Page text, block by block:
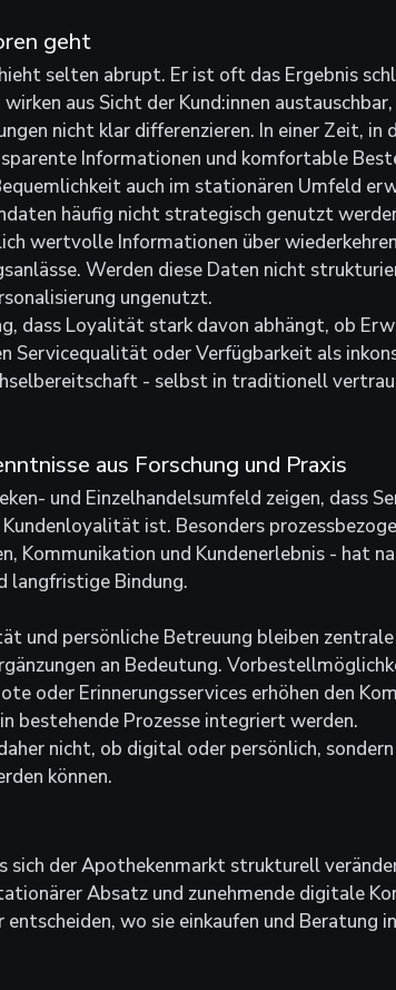
geht
selten abrupt. Er ist oft das Ergebnis
aus Sicht der Kund:innen
nicht klar differenzieren. In einer Zeit, in
Informationen und komfortable
auch im stationären Umfeld
häufig nicht strategisch genutzt
wertvolle Informationen über
Werden diese Daten nicht
ungenutzt.
dass Loyalität stark davon abhängt, ob
Servicequalität oder Verfügbarkeit als
- selbst in traditionell
aus Forschung und Praxis
und Einzelhandelsumfeld zeigen, dass
ist. Besonders
Kommunikation und Kundenerlebnis - hat
langfristige Bindung.
und persönliche Betreuung bleiben
an Bedeutung.
oder Erinnerungsservices erhöhen den
bestehende Prozesse integriert werden.
nicht, ob digital oder persönlich,
können.
sich der Apothekenmarkt strukturell
Absatz und zunehmende digitale
entscheiden, wo sie einkaufen und Beratung